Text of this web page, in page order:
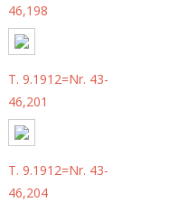
46,198
T. 9.1912=Nr. 43-
46,201
T. 9.1912=Nr. 43-
46,204